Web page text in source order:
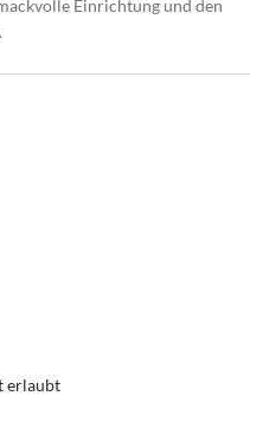
Einrichtung und den
erlaubt